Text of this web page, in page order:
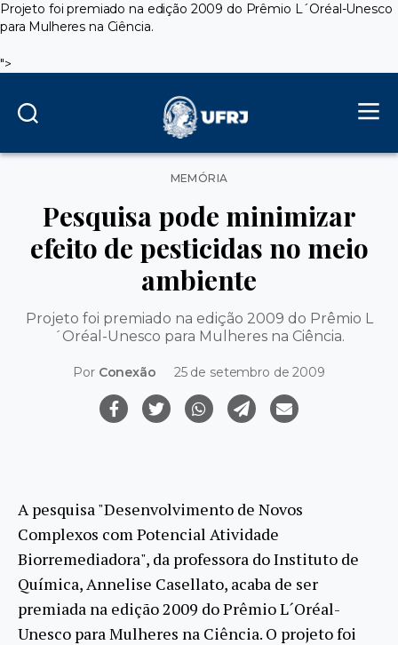
Projeto foi premiado na edição 2009 do Prêmio L´Oréal-Unesco
para Mulheres na Ciência.
">
Categorias
MEMÓRIA
Pesquisa pode minimizar
efeito de pesticidas no meio
ambiente
Projeto foi premiado na edição 2009 do Prêmio L
´Oréal-Unesco para Mulheres na Ciência.
Por Conexão 25 de setembro de 2009
A pesquisa "Desenvolvimento de Novos
Complexos com Potencial Atividade
Biorremediadora", da professora do Instituto de
Química, Annelise Casellato, acaba de ser
premiada na edição 2009 do Prêmio L´Oréal-
Unesco para Mulheres na Ciência. O projeto foi